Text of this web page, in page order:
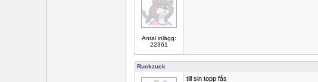
Antal inlägg:
22361
Ruckzuck
till sin topp fås